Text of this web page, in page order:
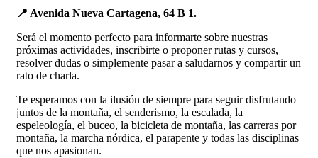
📍 Avenida Nueva Cartagena, 64 B 1.
Será el momento perfecto para informarte sobre nuestras
próximas actividades, inscribirte o proponer rutas y cursos,
resolver dudas o simplemente pasar a saludarnos y compartir un
rato de charla.
Te esperamos con la ilusión de siempre para seguir disfrutando
juntos de la montaña, el senderismo, la escalada, la
espeleología, el buceo, la bicicleta de montaña, las carreras por
montaña, la marcha nórdica, el parapente y todas las disciplinas
que nos apasionan.